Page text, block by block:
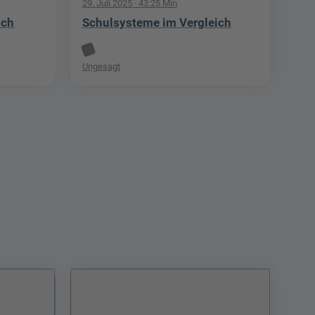
29. Juli 2025· 43:25 Min
Schulsysteme im Vergleich
Ungesagt